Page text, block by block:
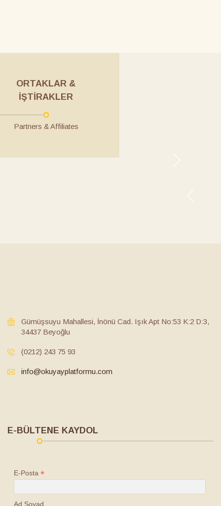
ORTAKLAR &
İŞTIRAKLER
Partners & Affiliates
Gümüşsuyu Mahallesi, İnönü Cad. Işık Apt No:53 K:2 D:3,
34437 Beyoğlu
(0212) 243 75 93
info@okuyayplatformu.com
E-BÜLTENE KAYDOL
E-Posta *
Ad Soyad